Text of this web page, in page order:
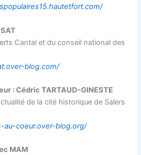
Cantal et du conseil national des
blog.com/
: Cédric TARTAUD-GINESTE
de la cité historique de Salers
au-coeur.over-blog.org/
MAM